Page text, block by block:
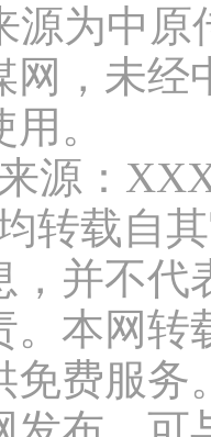
为中原
网，未经
。
源：
转载自
，并不代
。本网转
免费服务